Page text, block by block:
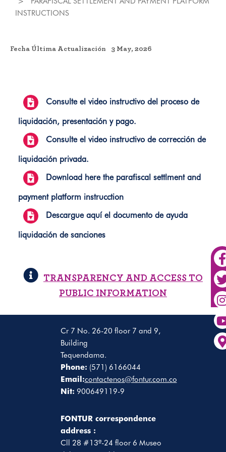
INSTRUCTIONS
Fecha Última Actualización 3 May, 2026
Consulte el video instructivo del proceso de
liquidación, presentación y pago.
Consulte el video instructivo de corrección de
liquidación privada.
Download here the parafiscal settlment and
payment platform instrucction
Descargue aquí el documento de ayuda
liquidación de sanciones
TRANSPARENCY AND ACCESS TO
PUBLIC INFORMATION
Cr 7 No. 26-20 floor 7 and 9,
Building
Tequendama.
Phone: (571) 6166044
Email:contactenos@fontur.com.co
Nit: 900649119-9
FONTUR correspondence
address :
Cll 28 #13ª-24 floor 6 Museo